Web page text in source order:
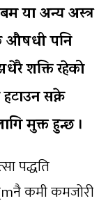
या अन्य अस्त्र
औषधी पनि
शक्ति रहेको
हटाउन सक्ने
मुक्त हुन्छ ।
पद्धति
कमी कमजोरी